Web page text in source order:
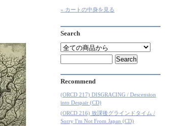
» カートの中身を見る
Search
Recommend
(ORCD 217) DISGRACING / Descension
into Despair (CD)
(ORCD 216) 放課後グラインドタイム /
Sorry I'm Not From Japan (CD)